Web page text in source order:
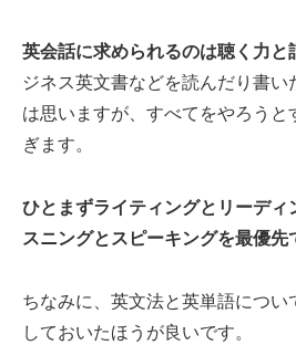
英会話に求められるのは聴く力と
ジネス英文書などを読んだり書い
は思いますが、すべてをやろうと
ぎます。
ひとまずライティングとリーディ
スニングとスピーキングを最優先
ちなみに、英文法と英単語につい
しておいたほうが良いです。